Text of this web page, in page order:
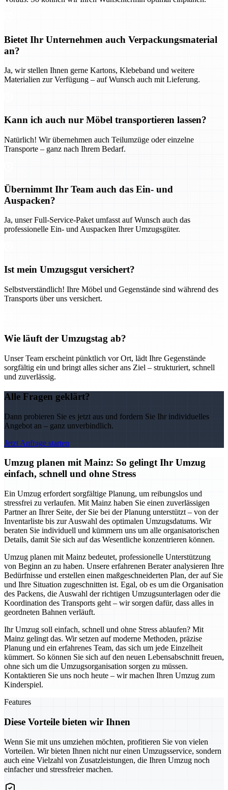
Bietet Ihr Unternehmen auch Verpackungsmaterial
an?
Ja, wir stellen Ihnen gerne Kartons, Klebeband und weitere
Materialien zur Verfügung – auf Wunsch auch mit Lieferung.
Kann ich auch nur Möbel transportieren lassen?
Natürlich! Wir übernehmen auch Teilumzüge oder einzelne
Transporte – ganz nach Ihrem Bedarf.
Übernimmt Ihr Team auch das Ein- und
Auspacken?
Ja, unser Full-Service-Paket umfasst auf Wunsch auch das
professionelle Ein- und Auspacken Ihrer Umzugsgüter.
Ist mein Umzugsgut versichert?
Selbstverständlich! Ihre Möbel und Gegenstände sind während des
Transports über uns versichert.
Wie läuft der Umzugstag ab?
Unser Team erscheint pünktlich vor Ort, lädt Ihre Gegenstände
sorgfältig ein und bringt alles sicher ans Ziel – strukturiert, schnell
und zuverlässig.
Alle Fragen geklärt?
Dann probieren Sie es jetzt aus und fordern Sie Ihr individuelles
Angebot an – ganz unverbindlich.
Jetzt Anfrage starten
Umzug planen mit Mainz: So gelingt Ihr Umzug
einfach, schnell und ohne Stress
Ein Umzug erfordert sorgfältige Planung, um reibungslos und
stressfrei zu verlaufen. Mit Mainz haben Sie einen zuverlässigen
Partner an Ihrer Seite, der Sie bei der Planung unterstützt – von der
Inventarliste bis zur Auswahl des optimalen Umzugsdatums. Wir
beraten Sie individuell und kümmern uns um alle organisatorischen
Details, damit Sie sich auf das Wesentliche konzentrieren können.
Umzug planen mit Mainz bedeutet, professionelle Unterstützung
von Beginn an zu haben. Unsere erfahrenen Berater analysieren Ihre
Bedürfnisse und erstellen einen maßgeschneiderten Plan, der auf Sie
und Ihre Situation zugeschnitten ist. Egal, ob es um die Organisation
des Packens, die Auswahl der richtigen Umzugsunterlagen oder die
Koordination des Transports geht – wir sorgen dafür, dass alles in
geordneten Bahnen verläuft.
Ihr Umzug soll einfach, schnell und ohne Stress ablaufen? Mit
Mainz gelingt das. Wir setzen auf moderne Methoden, präzise
Planung und ein erfahrenes Team, das sich um jede Einzelheit
kümmert. So können Sie sich auf den neuen Lebensabschnitt freuen,
ohne sich um die Umzugsorganisation sorgen zu müssen.
Kontaktieren Sie uns noch heute – wir machen Ihren Umzug zum
Kinderspiel.
Features
Diese Vorteile bieten wir Ihnen
Wenn Sie mit uns umziehen möchten, profitieren Sie von vielen
Vorteilen. Wir bieten Ihnen nicht nur einen Umzugsservice, sondern
auch eine Vielzahl von Zusatzleistungen, die Ihren Umzug noch
einfacher und stressfreier machen.